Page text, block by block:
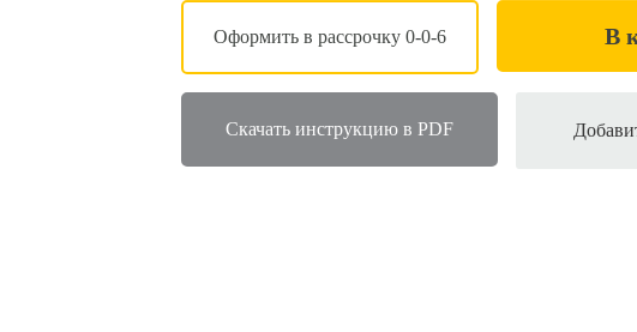
Оформить в рассрочку 0-0-6 В
Скачать инструкцию в PDF